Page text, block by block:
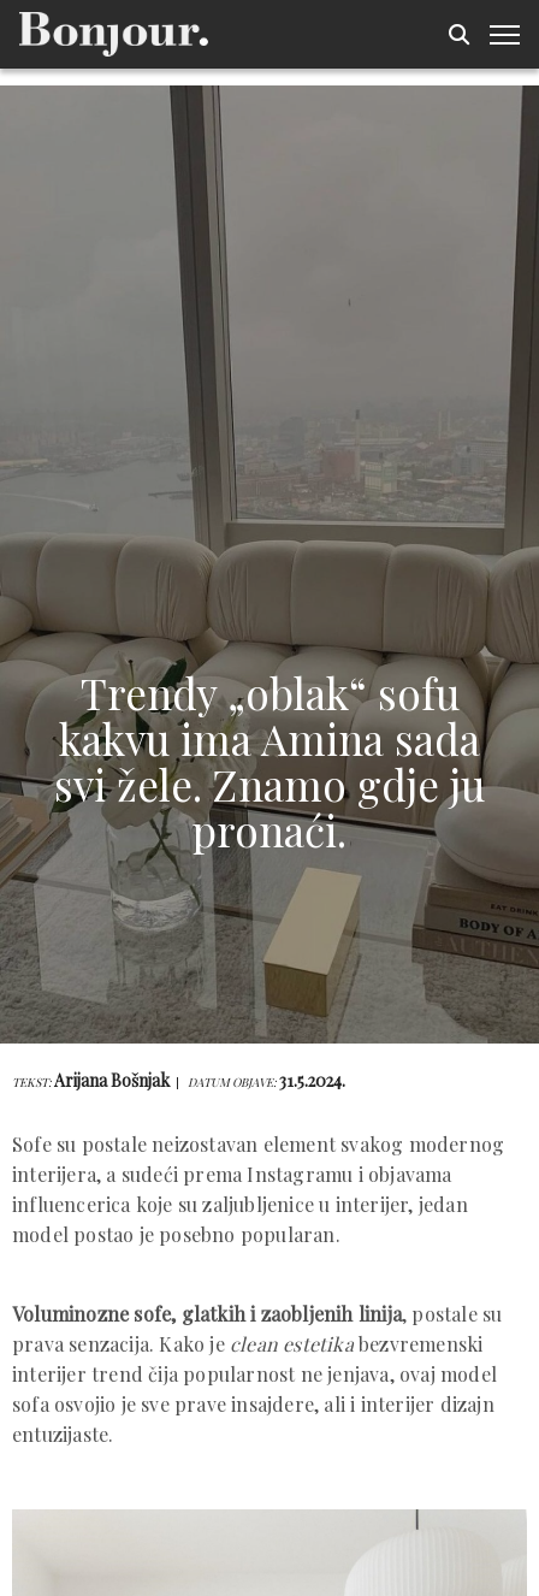
Trendy „oblak“ sofu
kakvu ima Amina sada
svi žele. Znamo gdje ju
pronaći.
TEKST:Arijana Bošnjak DATUM OBJAVE:31.5.2024.
Sofe su postale neizostavan element svakog modernog
interijera, a sudeći prema Instagramu i objavama
influencerica koje su zaljubljenice u interijer, jedan
model postao je posebno popularan.
Voluminozne sofe, glatkih i zaobljenih linija, postale su
prava senzacija. Kako je clean estetikabezvremenski
interijer trend čija popularnost ne jenjava, ovaj model
sofa osvojio je sve prave insajdere, ali i interijer dizajn
entuzijaste.